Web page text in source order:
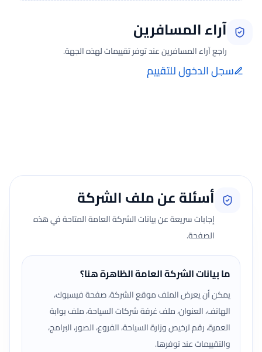
آراء المسافرين
راجع آراء المسافرين عند توفر تقييمات لهذه الجهة.
سجل الدخول للتقييم
أسئلة عن ملف الشركة
إجابات سريعة عن بيانات الشركة العامة المتاحة في هذه
الصفحة.
ما بيانات الشركة العامة الظاهرة هنا؟
يمكن أن يعرض الملف موقع الشركة، صفحة فيسبوك،
الهاتف، العنوان، ملف غرفة شركات السياحة، ملف بوابة
العمرة، رقم ترخيص وزارة السياحة، الفروع، الصور، البرامج،
والتقييمات عند توفرها.